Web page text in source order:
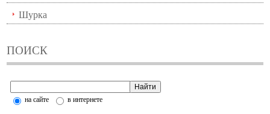
Шурка
ПОИСК
на сайте в интернете